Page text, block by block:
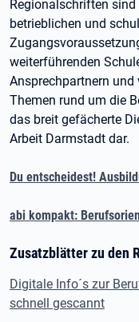
Regionalschriften
betrieblichen und
weiterführenden
Ansprechpartnern und
Themen rund um die
das breit gefächerte
Arbeit Darmstadt dar.
Du entscheidest!
abi kompakt:
Zusatzblätter zu den
Digitale Info´s zur
schnell gescannt